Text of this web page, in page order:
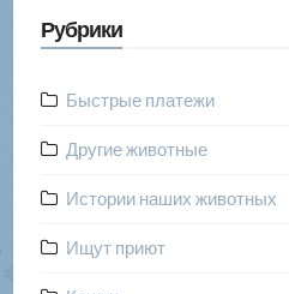
Рубрики
Быстрые платежи
Другие животные
Истории наших животных
Ищут приют